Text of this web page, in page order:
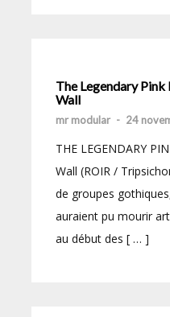
The Legendary
Wall
mr modular - 24
THE LEGENDARY
Wall (ROIR /
de groupes
auraient pu mourir
au début des [ … ]